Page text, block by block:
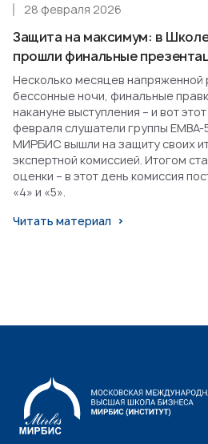
Защита на максимум: в
прошли финальные
28 февраля 2026
Несколько месяцев напряженной
бессонные ночи, финальные
накануне выступления – и вот
февраля слушатели группы
МИРБИС вышли на защиту своих
экспертной комиссией. Итогом
оценки – в этот день комиссия
«4» и «5».
Читать материал